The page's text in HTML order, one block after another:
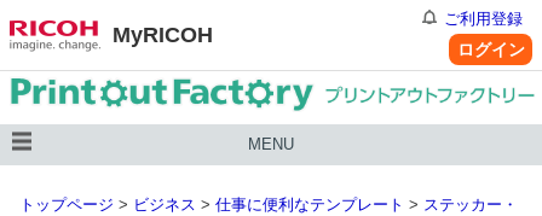
MyRICOH
ご利用登録
ログイン
MENU
トップページ > ビジネス > 仕事に便利なテンプレート > ステッカー・